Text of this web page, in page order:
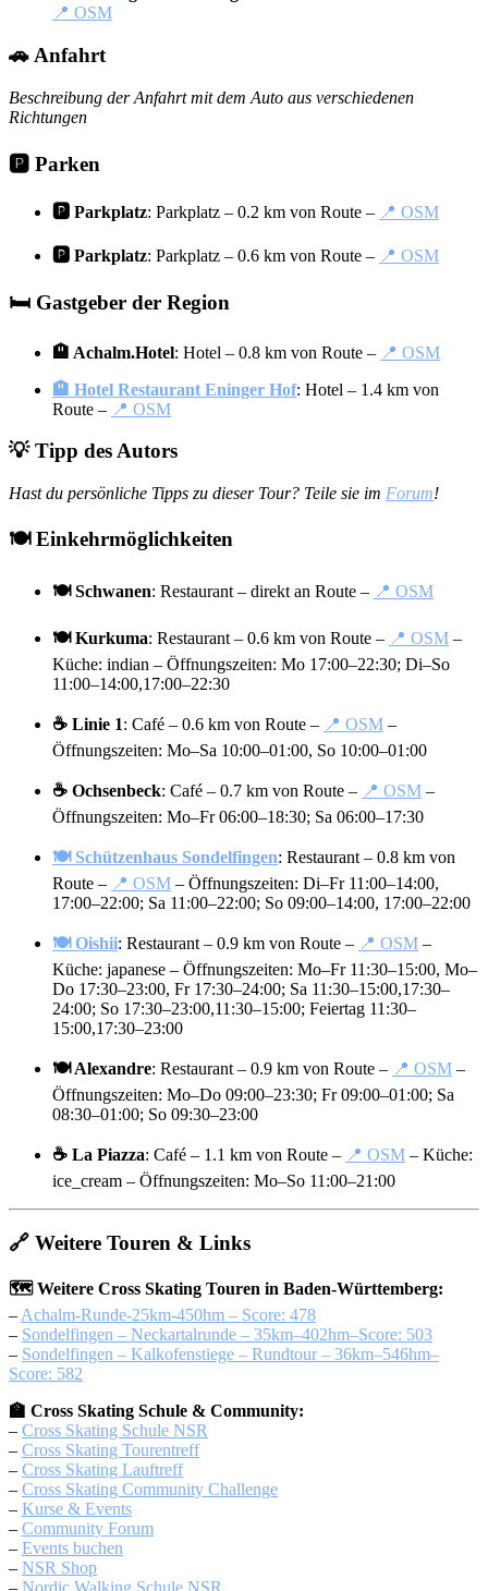
📍 OSM
🚗 Anfahrt
Beschreibung der Anfahrt mit dem Auto aus verschiedenen
Richtungen
🅿️ Parken
🅿️ Parkplatz: Parkplatz – 0.2 km von Route – 📍 OSM
🅿️ Parkplatz: Parkplatz – 0.6 km von Route – 📍 OSM
🛏️ Gastgeber der Region
🏨 Achalm.Hotel: Hotel – 0.8 km von Route – 📍 OSM
🏨 Hotel Restaurant Eninger Hof: Hotel – 1.4 km von
Route – 📍 OSM
💡 Tipp des Autors
Hast du persönliche Tipps zu dieser Tour? Teile sie im Forum!
🍽️ Einkehrmöglichkeiten
🍽️ Schwanen: Restaurant – direkt an Route – 📍 OSM
🍽️ Kurkuma: Restaurant – 0.6 km von Route – 📍 OSM –
Küche: indian – Öffnungszeiten: Mo 17:00–22:30; Di–So
11:00–14:00,17:00–22:30
☕ Linie 1: Café – 0.6 km von Route – 📍 OSM –
Öffnungszeiten: Mo–Sa 10:00–01:00, So 10:00–01:00
☕ Ochsenbeck: Café – 0.7 km von Route – 📍 OSM –
Öffnungszeiten: Mo–Fr 06:00–18:30; Sa 06:00–17:30
🍽️ Schützenhaus Sondelfingen: Restaurant – 0.8 km von
Route – 📍 OSM – Öffnungszeiten: Di–Fr 11:00–14:00,
17:00–22:00; Sa 11:00–22:00; So 09:00–14:00, 17:00–22:00
🍽️ Oishii: Restaurant – 0.9 km von Route – 📍 OSM –
Küche: japanese – Öffnungszeiten: Mo–Fr 11:30–15:00, Mo–
Do 17:30–23:00, Fr 17:30–24:00; Sa 11:30–15:00,17:30–
24:00; So 17:30–23:00,11:30–15:00; Feiertag 11:30–
15:00,17:30–23:00
🍽️ Alexandre: Restaurant – 0.9 km von Route – 📍 OSM –
Öffnungszeiten: Mo–Do 09:00–23:30; Fr 09:00–01:00; Sa
08:30–01:00; So 09:30–23:00
☕ La Piazza: Café – 1.1 km von Route – 📍 OSM – Küche:
ice_cream – Öffnungszeiten: Mo–So 11:00–21:00
🔗 Weitere Touren & Links
🗺️ Weitere Cross Skating Touren in Baden-Württemberg:
– Achalm-Runde-25km-450hm – Score: 478
– Sondelfingen – Neckartalrunde – 35km–402hm–Score: 503
– Sondelfingen – Kalkofenstiege – Rundtour – 36km–546hm–
Score: 582
🏫 Cross Skating Schule & Community:
– Cross Skating Schule NSR
– Cross Skating Tourentreff
– Cross Skating Lauftreff
– Cross Skating Community Challenge
– Kurse & Events
– Community Forum
– Events buchen
– NSR Shop
– Nordic Walking Schule NSR